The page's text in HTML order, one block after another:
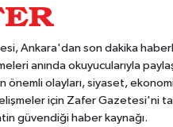
Ankara'dan son dakika
anında okuyucularıyla
önemli olayları, siyaset,
için Zafer Gazetesi'ni
güvendiği haber kaynağı.